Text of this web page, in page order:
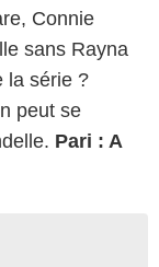
Connie
sans Rayna
la série ?
peut se
Pari : A